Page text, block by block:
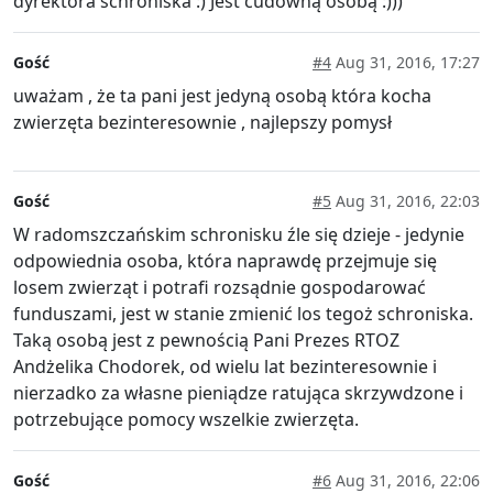
Gość #4 Aug 31, 2016, 17:27
uważam , że ta pani jest jedyną osobą która kocha
zwierzęta bezinteresownie , najlepszy pomysł
Gość #5 Aug 31, 2016, 22:03
W radomszczańskim schronisku źle się dzieje - jedynie
odpowiednia osoba, która naprawdę przejmuje się
losem zwierząt i potrafi rozsądnie gospodarować
funduszami, jest w stanie zmienić los tegoż schroniska.
Taką osobą jest z pewnością Pani Prezes RTOZ
Andżelika Chodorek, od wielu lat bezinteresownie i
nierzadko za własne pieniądze ratująca skrzywdzone i
potrzebujące pomocy wszelkie zwierzęta.
Gość #6 Aug 31, 2016, 22:06